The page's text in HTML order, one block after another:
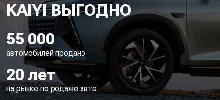
KAIYI ВЫГОДНО
55 000
автомобилей продано
20 лет
на рынке по родаже авто